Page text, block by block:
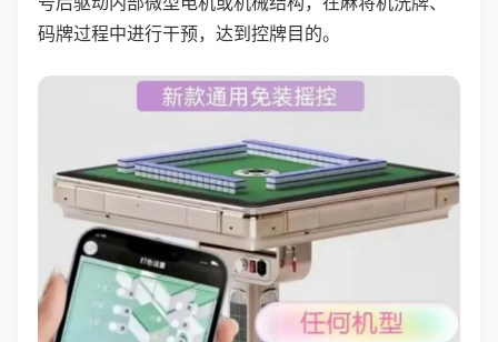
码牌过程中进行干预，达到控牌目的。